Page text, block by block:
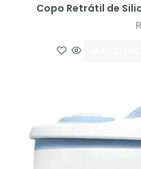
Copo Retrátil de